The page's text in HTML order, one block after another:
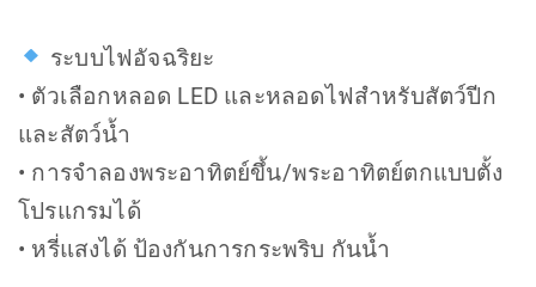
ระบบไฟอัจฉริยะ
• ตัวเลือกหลอด LED และหลอดไฟสำหรับสัตว์ปีก
และสัตว์น้ำ
• การจำลองพระอาทิตย์ขึ้น/พระอาทิตย์ตกแบบตั้ง
โปรแกรมได้
• หรี่แสงได้ ป้องกันการกระพริบ กันน้ำ